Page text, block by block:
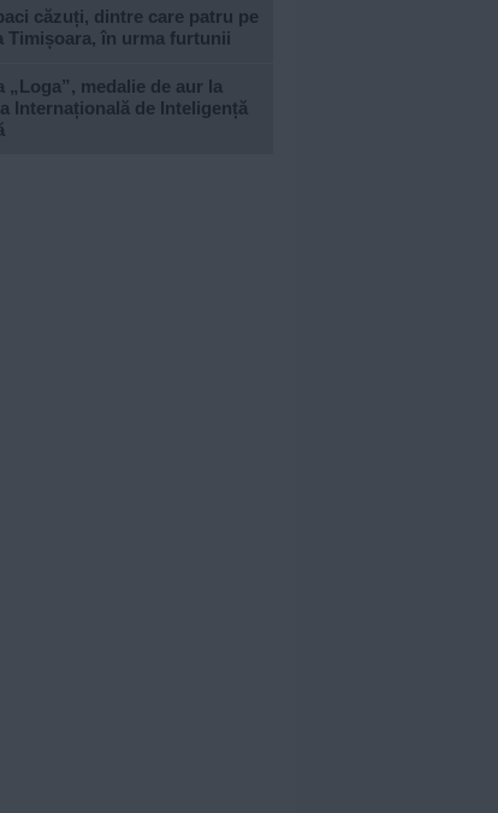
căzuți, dintre care patru pe
Timișoara, în urma furtunii
„Loga”, medalie de aur la
Internațională de Inteligență